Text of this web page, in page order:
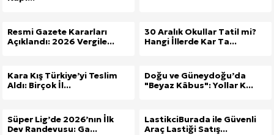
Resmi Gazete Kararları
Açıklandı: 2026 Vergile...
30 Aralık Okullar Tatil mi?
Hangi İllerde Kar Ta...
Kara Kış Türkiye’yi Teslim
Aldı: Birçok İl...
Doğu ve Güneydoğu’da
"Beyaz Kâbus": Yollar K...
Süper Lig’de 2026’nın İlk
Dev Randevusu: Ga...
LastikciBurada ile Güvenli
Araç Lastiği Satış...